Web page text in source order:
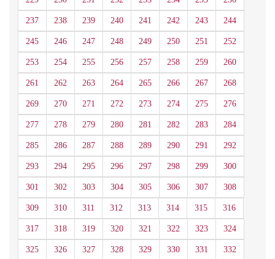
237 238 239 240 241 242 243 244
245 246 247 248 249 250 251 252
253 254 255 256 257 258 259 260
261 262 263 264 265 266 267 268
269 270 271 272 273 274 275 276
277 278 279 280 281 282 283 284
285 286 287 288 289 290 291 292
293 294 295 296 297 298 299 300
301 302 303 304 305 306 307 308
309 310 311 312 313 314 315 316
317 318 319 320 321 322 323 324
325 326 327 328 329 330 331 332